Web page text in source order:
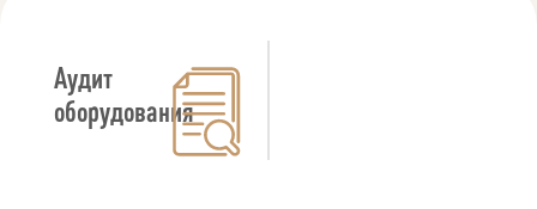
Аудит
оборудования